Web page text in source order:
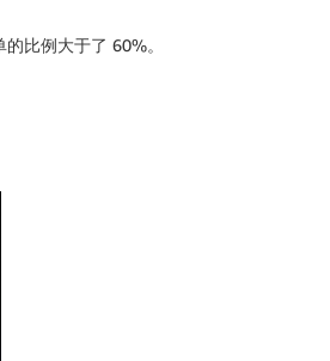
比例大于了 60%。